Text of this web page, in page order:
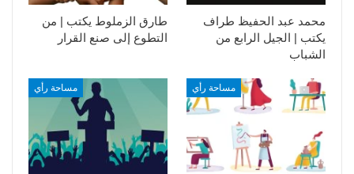
طارق الزملوط يكتب | من
التطوع إلى صنع القرار
محمد عبد الحفيظ طراف
يكتب | الجيل الرابع من
الشباب
مساحة رأي مساحة رأي